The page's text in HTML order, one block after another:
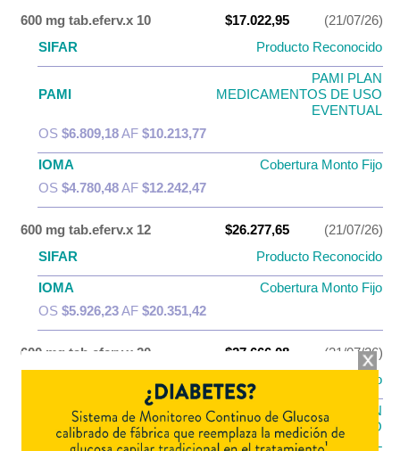
600 mg tab.eferv.x 10 $17.022,95
(21/07/26)
SIFAR
Producto Reconocido
PAMI
PAMI PLAN
MEDICAMENTOS DE USO
EVENTUAL
OS $6.809,18AF $10.213,77
IOMA
Cobertura Monto Fijo
OS $4.780,48AF $12.242,47
600 mg tab.eferv.x 12 $26.277,65
(21/07/26)
SIFAR
Producto Reconocido
IOMA
Cobertura Monto Fijo
OS $5.926,23AF $20.351,42
600 mg tab.eferv.x 20 $27.666,08
(21/07/26)
Producto Reconocido
PAMI
PAMI PLAN
MEDICAMENTOS DE USO
EVENTUAL